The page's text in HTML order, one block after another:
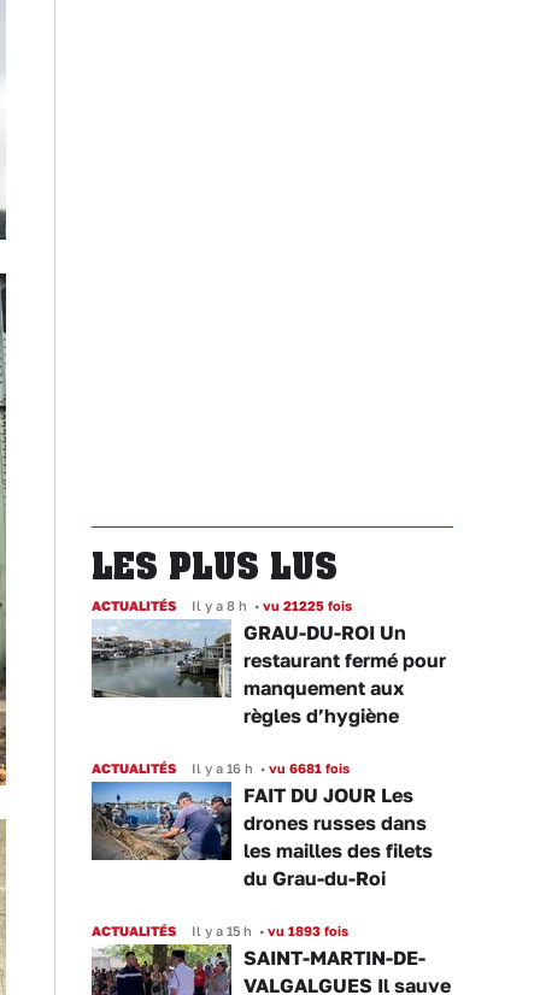
LES PLUS LUS
ACTUALITÉS Il y a 8 h • vu 21225 fois
GRAU-DU-ROI Un
restaurant fermé pour
manquement aux
règles d’hygiène
ACTUALITÉS Il y a 16 h • vu 6681 fois
FAIT DU JOUR Les
drones russes dans
les mailles des filets
du Grau-du-Roi
ACTUALITÉS Il y a 15 h • vu 1893 fois
SAINT-MARTIN-DE-
VALGALGUES Il sauve